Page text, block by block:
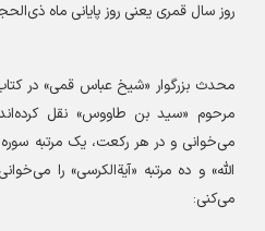
روز سال قمری یعنی روز پایانی ماه
محدث بزرگوار «شیخ عباس قمی» در کتاب
مرحوم «سید بن طاووس» نقل کرده‌اند
می‌خوانی و در هر رکعت، یک مرتبه
اللّه» و ده مرتبه «آیة‌الکرسی» را
می‌کنی: